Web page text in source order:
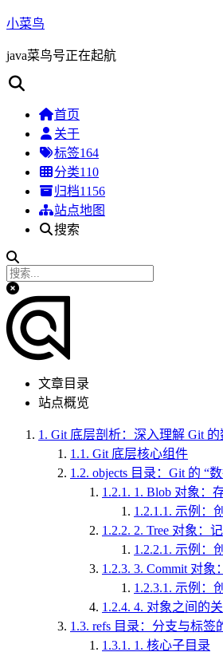
小菜鸟
java菜鸟号正在起航
首页
关于
标签164
分类110
归档1156
站点地图
搜索
文章目录
站点概览
1. Git 底层剖析：深入理解 Git 的
1.1. Git 底层核心组件
1.2. objects 目录：Git 的 “
1.2.1. 1. Blob 对象：
1.2.1.1. 示例：
1.2.2. 2. Tree 对象：
1.2.2.1. 示例：
1.2.3. 3. Commit 对象
1.2.3.1. 示例：
1.2.4. 4. 对象之间的
1.3. refs 目录：分支与标签
1.3.1. 1. 核心子目录